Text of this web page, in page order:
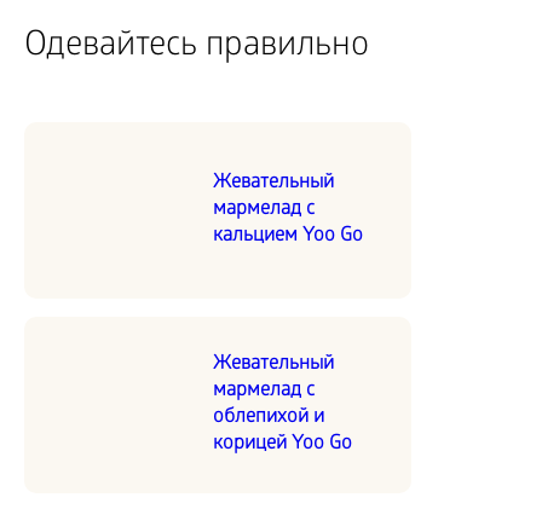
Одевайтесь правильно
Жевательный
мармелад с
кальцием Yoo Go
Жевательный
мармелад с
облепихой и
корицей Yoo Go